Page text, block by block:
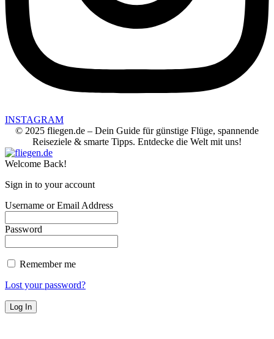
INSTAGRAM
© 2025 fliegen.de – Dein Guide für günstige Flüge, spannende
Reiseziele & smarte Tipps. Entdecke die Welt mit uns!
Welcome Back!
Sign in to your account
Username or Email Address
Password
Remember me
Lost your password?